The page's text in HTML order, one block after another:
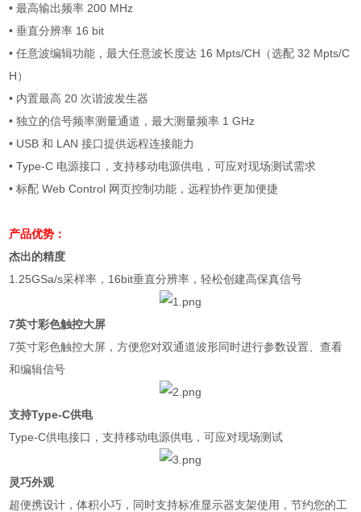
•最高输出频率 200 MHz
•垂直分辨率 16 bit
•任意波编辑功能，最大任意波长度达 16 Mpts/CH （选配 32 Mpts/C
H）
• 内置最高 20 次谐波发生器
•独立的信号频率测量通道，最大测量频率 1 GHz
• USB和 LAN接口提供远程连接能力
• Type-C 电源接口，支持移动电源供电，可应对现场测试需求
•标配 Web Control 网页控制功能，远程协作更加便捷
产品优势：
杰出的精度
1.25GSa/s采样率， 16bit垂直分辨率，轻松创建高保真信号
7英寸彩色触控大屏
7英寸彩色触控大屏，方便您对双通道波形同时进行参数设置、查看
和编辑信号
支持Type-C供电
Type-C供电接口，支持移动电源供电，可应对现场测试
灵巧外观
超便携设计，体积小巧，同时支持标准显示器支架使用，节约您的工